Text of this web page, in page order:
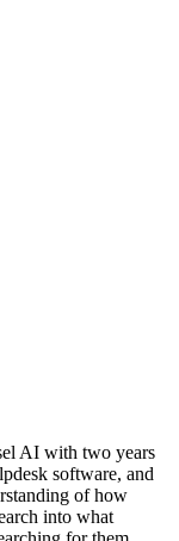
AI with two years
software, and
of how
into what